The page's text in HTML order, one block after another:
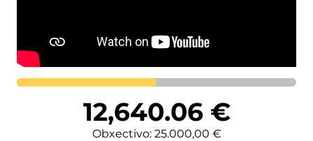
Lortutakoa
12,640.06€
Obxectivo: 25.000,00 €